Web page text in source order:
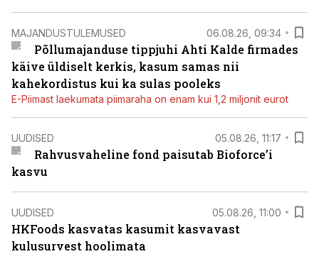
MAJANDUSTULEMUSED 06.08.26, 09:34
Põllumajanduse tippjuhi Ahti Kalde firmades
käive üldiselt kerkis, kasum samas nii
kahekordistus kui ka sulas pooleks
E-Piimast laekumata piimaraha on enam kui 1,2 miljonit eurot
UUDISED 05.08.26, 11:17
Rahvusvaheline fond paisutab Bioforce’i
kasvu
UUDISED 05.08.26, 11:00
HKFoods kasvatas kasumit kasvavast
kulusurvest hoolimata